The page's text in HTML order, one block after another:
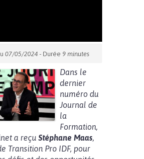
07/05/2024 - Durée 9 minutes
Dans le
dernier
numéro du
Journal de
la
Formation,
a reçu Stéphane Maas,
Transition Pro IDF, pour